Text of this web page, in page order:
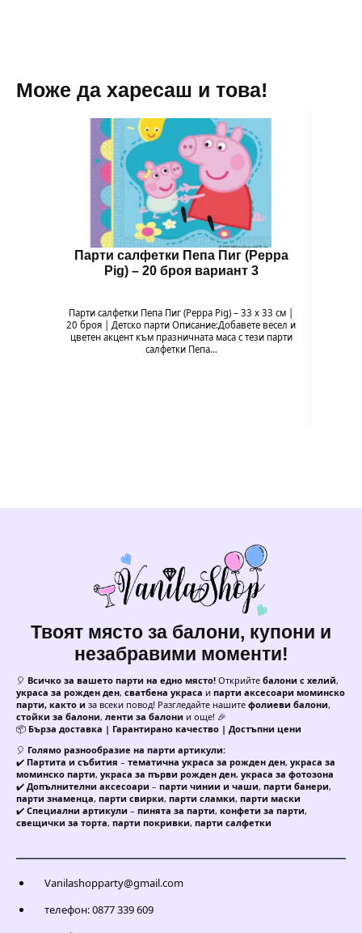
Може да харесаш и това!
Парти салфетки Пепа Пиг (Peppa
Pig) – 20 броя вариант 3
Парти салфетки Пепа Пиг (Peppa Pig) – 33 x 33 см |
20 броя | Детско парти Описание:Добавете весел и
цветен акцент към празничната маса с тези парти
салфетки Пепа…
Твоят място за балони, купони и
незабравими моменти!
🎈 Всичко за вашето парти на едно място! Открийте балони с хелий,
украса за рожден ден, сватбена украса и парти аксесоари моминско
парти, както и за всеки повод! Разгледайте нашите фолиеви балони,
стойки за балони, ленти за балони и още! 🎉
📦 Бърза доставка | Гарантирано качество | Достъпни цени
🎈 Голямо разнообразие на парти артикули:
✔️ Партита и събития – тематична украса за рожден ден, украса за
моминско парти, украса за първи рожден ден, украса за фотозона
✔️ Допълнителни аксесоари – парти чинии и чаши, парти банери,
парти знаменца, парти свирки, парти сламки, парти маски
✔️ Специални артикули – пинята за парти, конфети за парти,
свещички за торта, парти покривки, парти салфетки
Vanilashopparty@gmail.com
телефон: 0877 339 609